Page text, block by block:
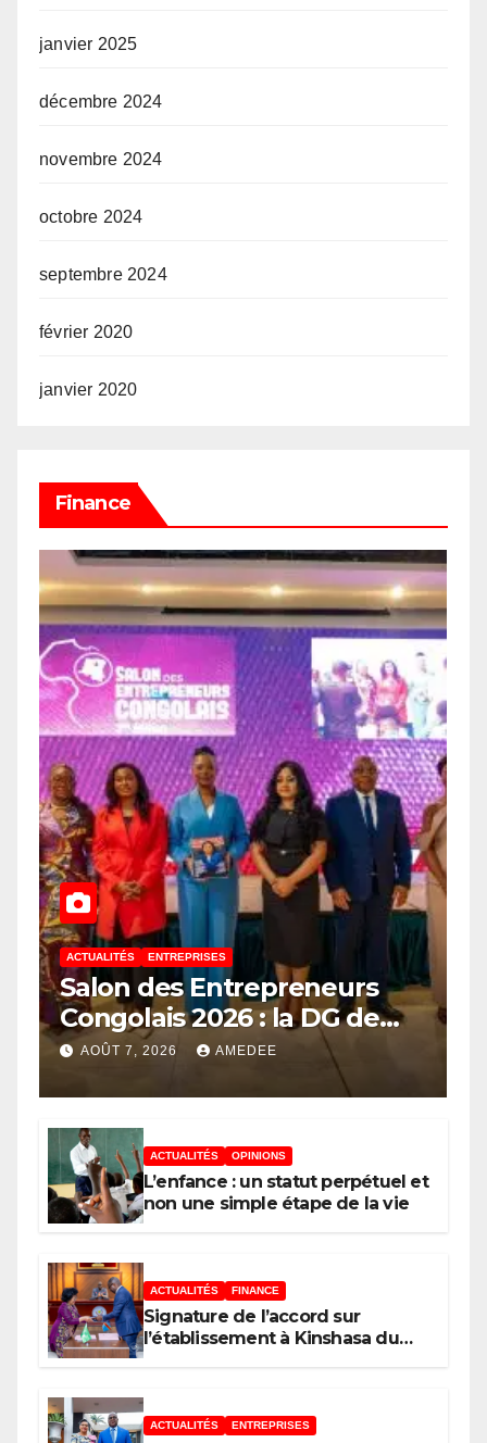
janvier 2025
décembre 2024
novembre 2024
octobre 2024
septembre 2024
février 2020
janvier 2020
Finance
ACTUALITÉS ENTREPRISES
Salon des Entrepreneurs
Congolais 2026 : la DG de
l’ANAPI Rachel PUNGU
mobilise les investisseurs
RDC, destination phare de
l’investissement en Afrique
AOÛT 7, 2026 AMEDEE
ACTUALITÉS OPINIONS
L’enfance : un statut perpétuel et
non une simple étape de la vie
ACTUALITÉS FINANCE
Signature de l’accord sur
l’établissement à Kinshasa du
pour le développement de
ACTUALITÉS ENTREPRISES